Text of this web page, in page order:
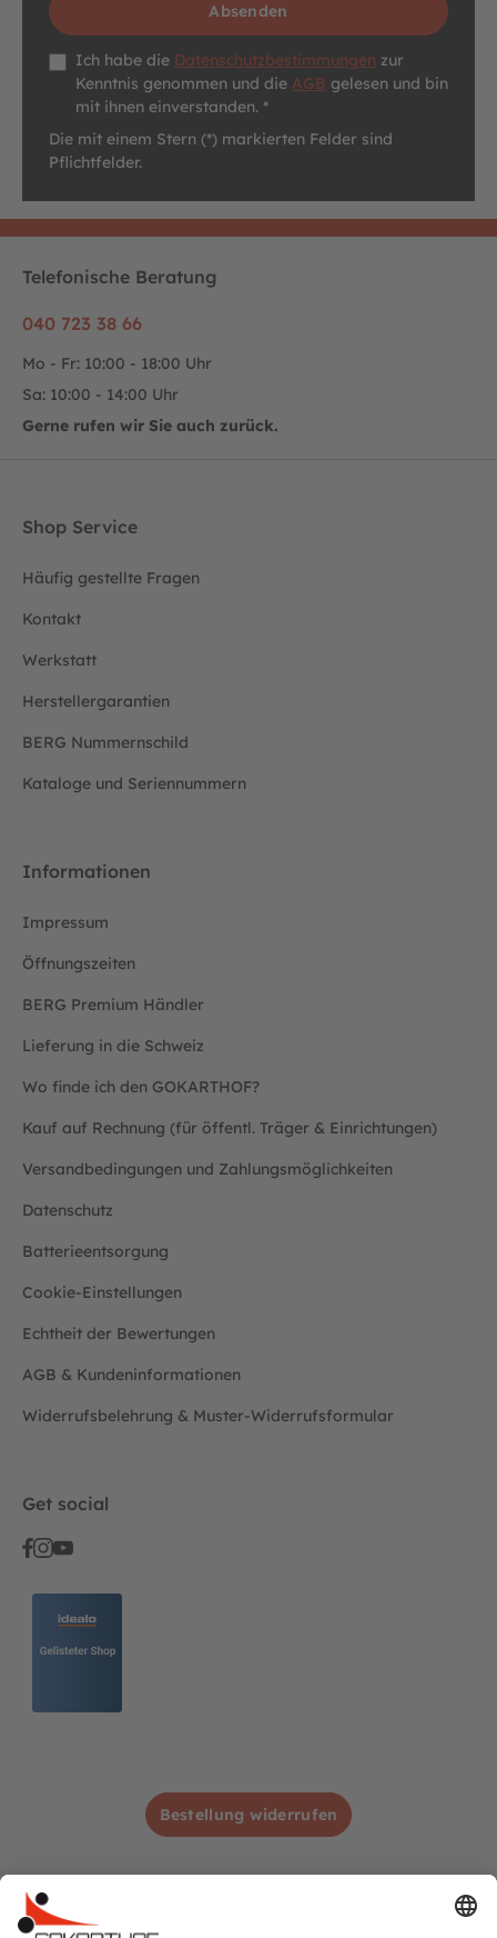
Absenden
Datenschutz *
Ich habe die Datenschutzbestimmungen zur
Kenntnis genommen und die AGB gelesen und bin
mit ihnen einverstanden. *
Die mit einem Stern (*) markierten Felder sind
Pflichtfelder.
Telefonische Beratung
040 723 38 66
Mo - Fr: 10:00 - 18:00 Uhr
Sa: 10:00 - 14:00 Uhr
Gerne rufen wir Sie auch zurück.
Shop Service
Häufig gestellte Fragen
Kontakt
Werkstatt
Herstellergarantien
BERG Nummernschild
Kataloge und Seriennummern
Informationen
Impressum
Öffnungszeiten
BERG Premium Händler
Lieferung in die Schweiz
Wo finde ich den GOKARTHOF?
Kauf auf Rechnung (für öffentl. Träger & Einrichtungen)
Versandbedingungen und Zahlungsmöglichkeiten
Datenschutz
Batterieentsorgung
Cookie-Einstellungen
Echtheit der Bewertungen
AGB & Kundeninformationen
Widerrufsbelehrung & Muster-Widerrufsformular
Get social
Bestellung widerrufen